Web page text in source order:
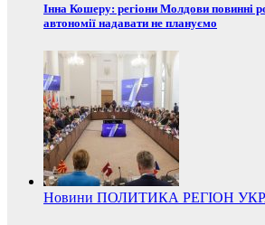
Інна Кошеру: регіони Молдови повинні
автономії надавати не плануємо
Новини ПОЛИТИКА РЕГІОН